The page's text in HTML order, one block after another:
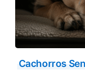
Cachorros